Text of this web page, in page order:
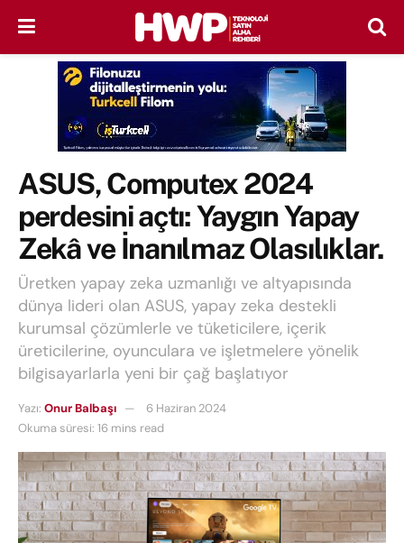
ASUS, Computex 2024
perdesini açtı: Yaygın Yapay
Zekâ ve İnanılmaz Olasılıklar.
Üretken yapay zeka uzmanlığı ve altyapısında
dünya lideri olan ASUS, yapay zeka destekli
kurumsal çözümlerle ve tüketicilere, içerik
üreticilerine, oyunculara ve işletmelere yönelik
bilgisayarlarla yeni bir çağ başlatıyor
Yazı: Onur Balbaşı
6 Haziran 2024
Okuma süresi: 16 mins read